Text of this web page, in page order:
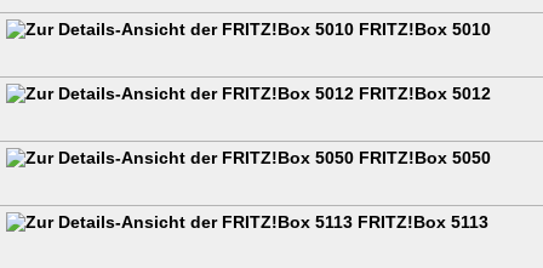
FRITZ!Box 5010
FRITZ!Box 5012
FRITZ!Box 5050
FRITZ!Box 5113